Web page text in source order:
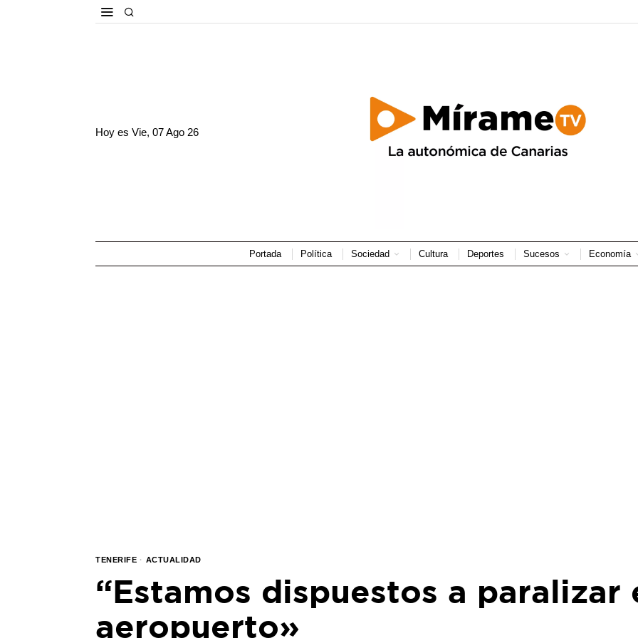
Hoy esVie, 07 Ago 26
Portada Política Sociedad Cultura Deportes Sucesos Economía
TENERIFE · ACTUALIDAD
“Estamos dispuestos a paralizar
aeropuerto»